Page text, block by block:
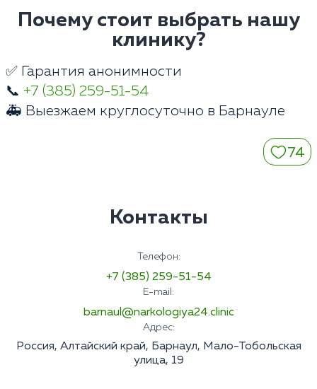
Почему стоит выбрать нашу
клинику?
✅ Гарантия анонимности
📞 +7 (385) 259-51-54
🚑 Выезжаем круглосуточно в Барнауле
74
Контакты
Телефон:
+7 (385) 259-51-54
E-mail:
barnaul@narkologiya24.clinic
Адрес:
Россия, Алтайский край, Барнаул, Мало-Тобольская
улица, 19